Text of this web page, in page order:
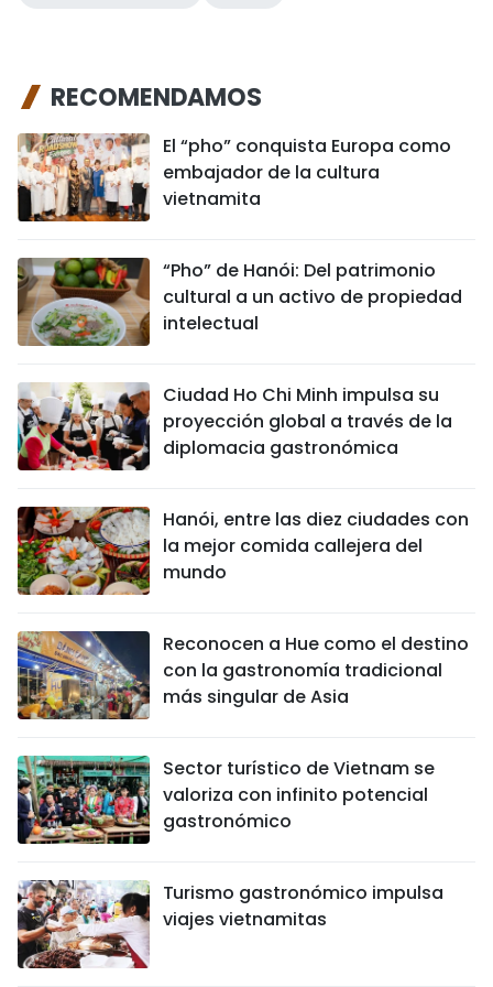
RECOMENDAMOS
El “pho” conquista Europa como
embajador de la cultura
vietnamita
“Pho” de Hanói: Del patrimonio
cultural a un activo de propiedad
intelectual
Ciudad Ho Chi Minh impulsa su
proyección global a través de la
diplomacia gastronómica
Hanói, entre las diez ciudades con
la mejor comida callejera del
mundo
Reconocen a Hue como el destino
con la gastronomía tradicional
más singular de Asia
Sector turístico de Vietnam se
valoriza con infinito potencial
gastronómico
Turismo gastronómico impulsa
viajes vietnamitas